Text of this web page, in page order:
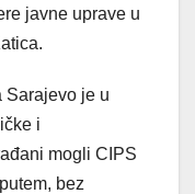
javne uprave u
Sarajevo je u
i
mogli CIPS
bez